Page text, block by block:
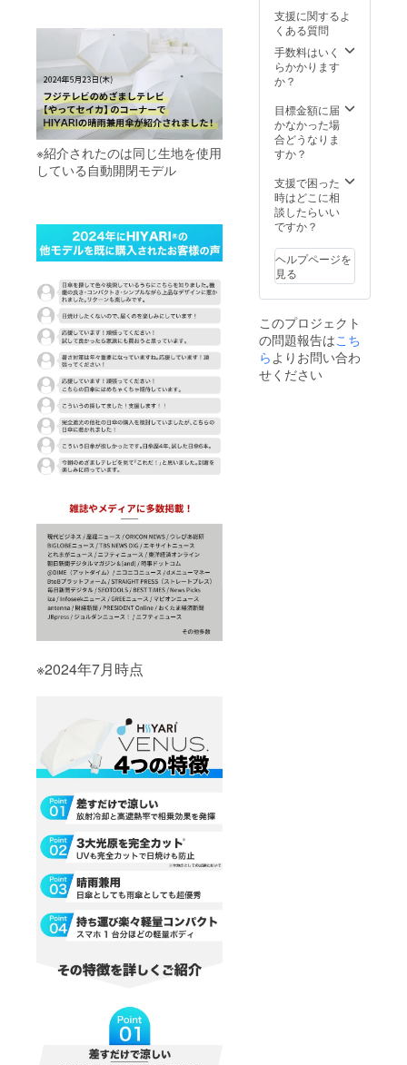
※紹介されたのは同じ生地を使用
している自動開閉モデル
※2024年7月時点
3月下旬
予定
支援に関するよ
くある質問
手数料はいく
らかかります
か？
目標金額に届
かなかった場
合どうなりま
すか？
支援で困った
時はどこに相
談したらいい
ですか？
ヘルプページを
見る
このプロジェクト
の問題報告はこち
らよりお問い合わ
せください